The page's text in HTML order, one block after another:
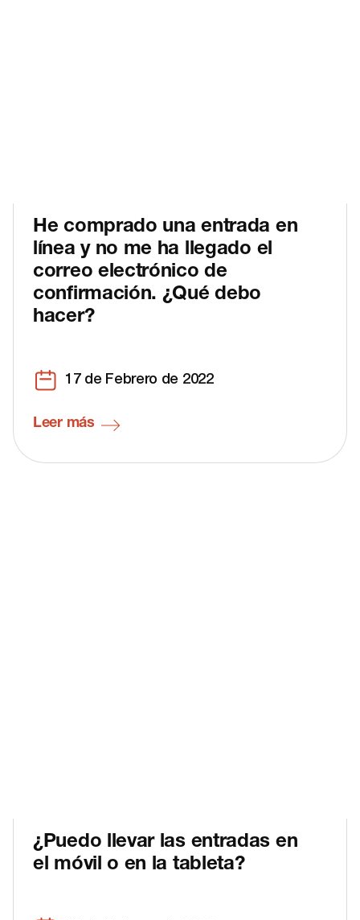
He comprado una entrada en
línea y no me ha llegado el
correo electrónico de
confirmación. ¿Qué debo
hacer?
17 de Febrero de 2022
Leer más
¿Puedo llevar las entradas en
el móvil o en la tableta?